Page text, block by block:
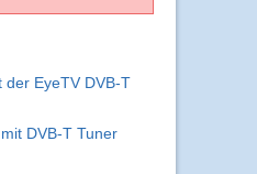
der EyeTV DVB-T
DVB-T Tuner